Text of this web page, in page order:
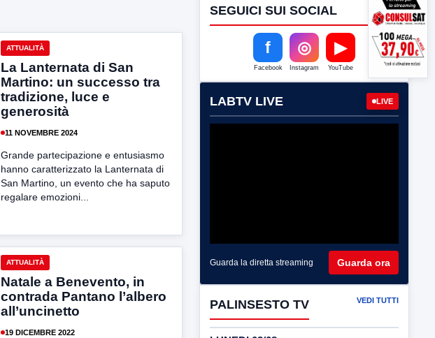
ATTUALITÀ
La Lanternata di San
Martino: un successo tra
tradizione, luce e
generosità
11 NOVEMBRE 2024
Grande partecipazione e entusiasmo
hanno caratterizzato la Lanternata di
San Martino, un evento che ha saputo
regalare emozioni...
ATTUALITÀ
Natale a Benevento, in
contrada Pantano l’albero
all’uncinetto
19 DICEMBRE 2022
SEGUICI SUI SOCIAL
f
Facebook
◎
Instagram
▶
YouTube
LABTV LIVE LIVE
Guarda la diretta streaming Guarda ora
PALINSESTO TV VEDI TUTTI